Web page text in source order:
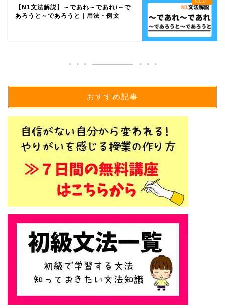
【N1文法解説】～であれ～であれ/～で
あろうと～であろうと｜用法・例文
おすすめ記事